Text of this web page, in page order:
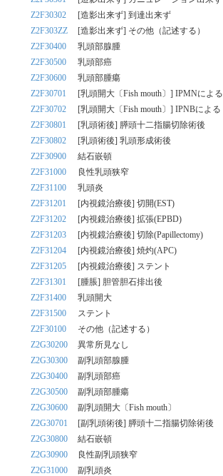
Z2F30302
[造影出来ず] 到達出来ず
Z2F303ZZ
[造影出来ず] その他（記述する）
Z2F30400
乳頭部腺腫
Z2F30500
乳頭部癌
Z2F30600
乳頭部腫瘍
Z2F30701
[乳頭開大〔Fish mouth〕] IPMNによる
Z2F30702
[乳頭開大〔Fish mouth〕] IPNBによる
Z2F30801
[乳頭術後] 膵頭十二指腸切除術後
Z2F30802
[乳頭術後] 乳頭形成術後
Z2F30900
結石嵌頓
Z2F31000
良性乳頭狭窄
Z2F31100
乳頭炎
Z2F31201
[内視鏡治療後] 切開(EST)
Z2F31202
[内視鏡治療後] 拡張(EPBD)
Z2F31203
[内視鏡治療後] 切除(Papillectomy)
Z2F31204
[内視鏡治療後] 焼灼(APC)
Z2F31205
[内視鏡治療後] ステント
Z2F31301
[腫脹] 胆管胆石排出後
Z2F31400
乳頭開大
Z2F31500
ステント
Z2F30100
その他（記述する）
Z2G30200
異常所見なし
Z2G30300
副乳頭部腺腫
Z2G30400
副乳頭部癌
Z2G30500
副乳頭部腫瘍
Z2G30600
副乳頭開大〔Fish mouth〕
Z2G30701
[副乳頭術後] 膵頭十二指腸切除術後
Z2G30800
結石嵌頓
Z2G30900
良性副乳頭狭窄
Z2G31000
副乳頭炎